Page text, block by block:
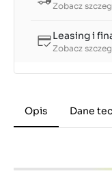
Zobacz
Leasing i
Zobacz
Opis Dane